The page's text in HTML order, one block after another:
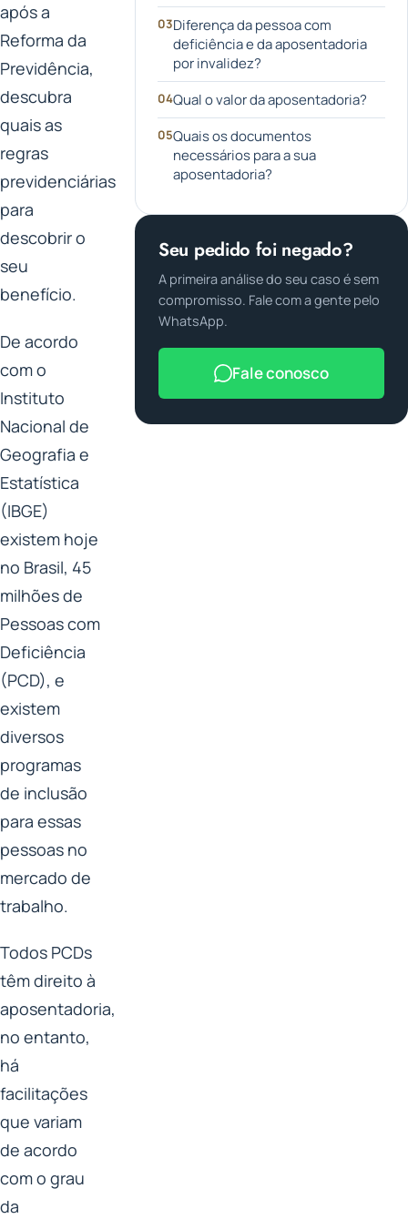
após a
Reforma da
Previdência,
descubra
quais as
regras
previdenciárias
para
descobrir o
seu
benefício.
De acordo
com o
Instituto
Nacional de
Geografia e
Estatística
(IBGE)
existem hoje
no Brasil, 45
milhões de
Pessoas com
Deficiência
(PCD), e
existem
diversos
programas
de inclusão
para essas
pessoas no
mercado de
trabalho.
Todos PCDs
têm direito à
aposentadoria,
no entanto,
há
facilitações
que variam
de acordo
com o grau
da
Diferença da pessoa com
deficiência e da aposentadoria
por invalidez?
Qual o valor da aposentadoria?
Quais os documentos
necessários para a sua
aposentadoria?
Seu pedido foi negado?
A primeira análise do seu caso é sem
compromisso. Fale com a gente pelo
WhatsApp.
Fale conosco